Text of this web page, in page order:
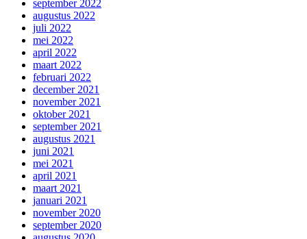
september 2022
augustus 2022
juli 2022
mei 2022
april 2022
maart 2022
februari 2022
december 2021
november 2021
oktober 2021
september 2021
augustus 2021
juni 2021
mei 2021
april 2021
maart 2021
januari 2021
november 2020
september 2020